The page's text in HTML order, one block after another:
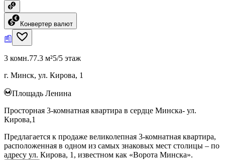
Конвертер валют
3 комн.77.3 м²5/5 этаж
г. Минск, ул. Кирова, 1
Площадь Ленина
Просторная 3-комнатная квартира в сердце Минска- ул.
Кирова,1
Предлагается к продаже великолепная 3-комнатная квартира,
расположенная в одном из самых знаковых мест столицы – по
адресу ул. Кирова, 1, известном как «Ворота Минска».